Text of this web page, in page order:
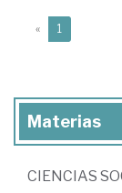
« 1
Materias
CIENCIAS